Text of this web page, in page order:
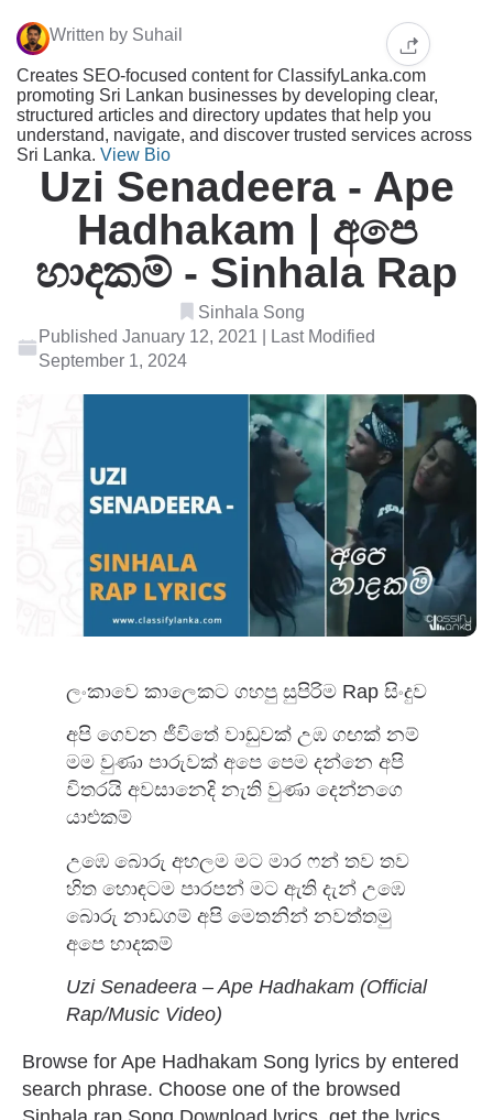
Written by Suhail
Creates SEO-focused content for ClassifyLanka.com
promoting Sri Lankan businesses by developing clear,
structured articles and directory updates that help you
understand, navigate, and discover trusted services across
Sri Lanka. View Bio
Uzi Senadeera - Ape
Hadhakam | අපෙ
හාදකම් - Sinhala Rap
Sinhala Song
Published January 12, 2021 | Last Modified
September 1, 2024
ලංකාවෙ කාලෙකට ගහපු සුපිරිම Rap සිංදුව
අපි ගෙවන ජීවිතේ වාඩුවක් උඹ ගඟක් නම්
මම වුණා පාරුවක් අපෙ පෙම දන්නෙ අපි
විතරයි අවසානෙදි නැති වුණා දෙන්නගෙ
යාළුකම්
උඹෙ බොරු අහලම මට මාර ෆන් තව තව
හිත හොඳටම පාරපන් මට ඇති දැන් උඹෙ
බොරු නාඩගම් අපි මෙතනින් නවත්තමු
අපෙ හාදකම්
Uzi Senadeera – Ape Hadhakam (Official
Rap/Music Video)
Browse for Ape Hadhakam Song lyrics by entered
search phrase. Choose one of the browsed